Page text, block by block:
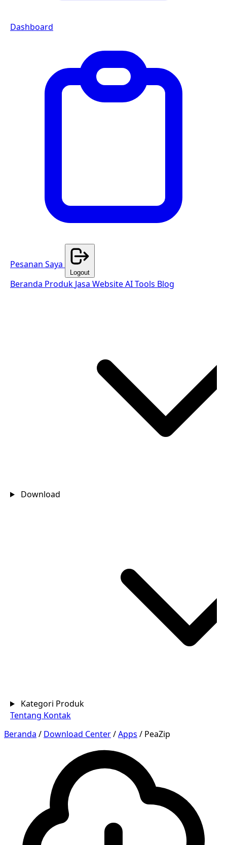
Dashboard
Pesanan Saya
Logout
Beranda Produk Jasa WebsiteAI Tools Blog
Download
Kategori Produk
Tentang Kontak
Beranda / Download Center/Apps / PeaZip